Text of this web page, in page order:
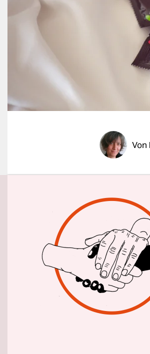
veranstaltungen
unterstützen
genossenschaft
Von
Wie das
Neukölln,
Flatrate,
viele